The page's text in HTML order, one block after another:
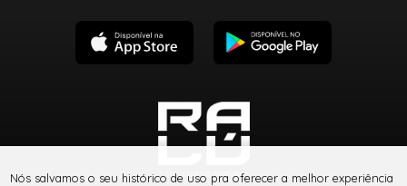
® TODOS DIREITOS RESERVADOS
Nós salvamos o seu histórico de uso pra oferecer a melhor experiência